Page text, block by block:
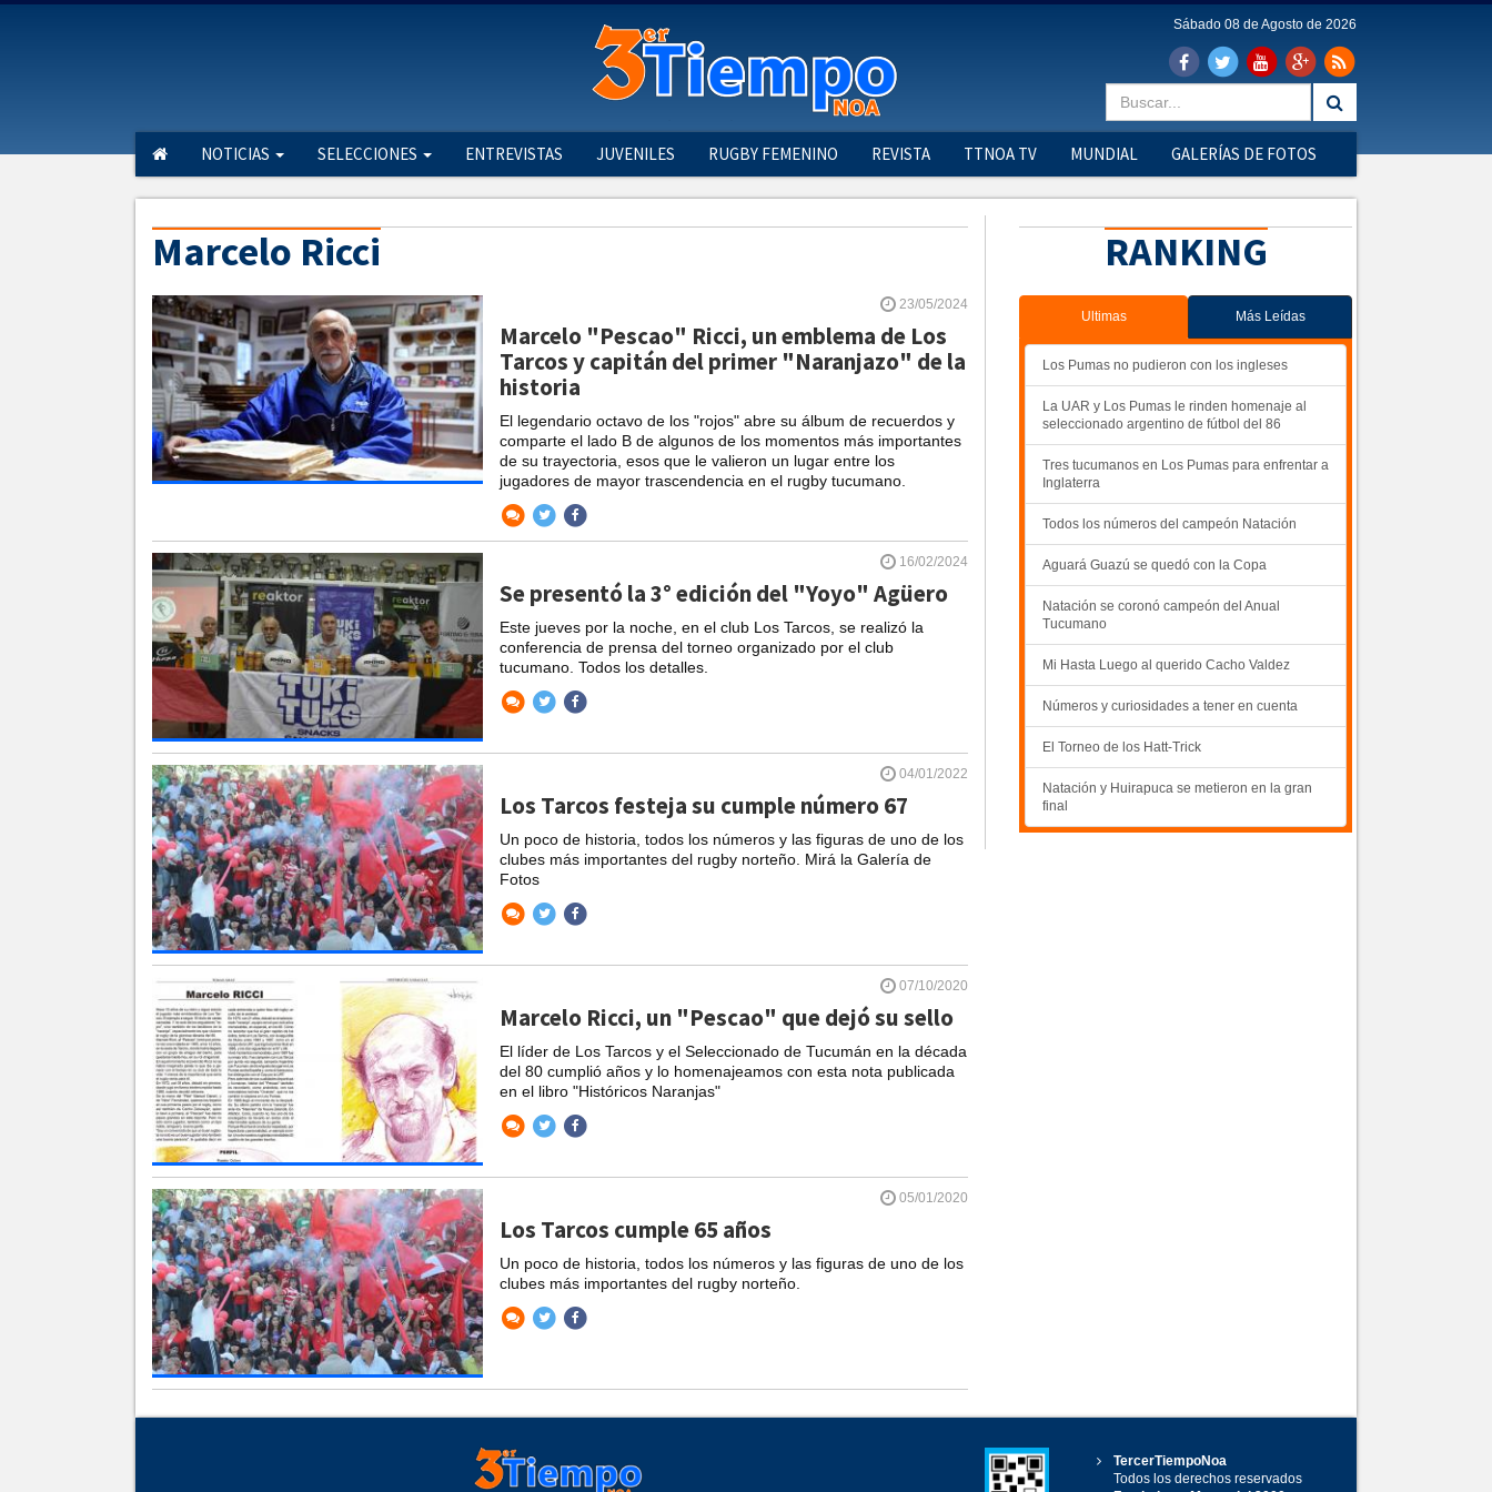
Sábado 08 de Agosto de 2026
NOTICIAS SELECCIONES ENTREVISTAS JUVENILES RUGBY FEMENINO REVISTA TTNOA TV MUNDIAL GALERÍAS DE FOTOS
Marcelo Ricci
23/05/2024
Marcelo "Pescao" Ricci, un emblema de Los
Tarcos y capitán del primer "Naranjazo" de la
historia
El legendario octavo de los "rojos" abre su álbum de recuerdos y
comparte el lado B de algunos de los momentos más importantes
de su trayectoria, esos que le valieron un lugar entre los
jugadores de mayor trascendencia en el rugby tucumano.
16/02/2024
Se presentó la 3° edición del "Yoyo" Agüero
Este jueves por la noche, en el club Los Tarcos, se realizó la
conferencia de prensa del torneo organizado por el club
tucumano. Todos los detalles.
04/01/2022
Los Tarcos festeja su cumple número 67
Un poco de historia, todos los números y las figuras de uno de los
clubes más importantes del rugby norteño. Mirá la Galería de
Fotos
07/10/2020
Marcelo Ricci, un "Pescao" que dejó su sello
El líder de Los Tarcos y el Seleccionado de Tucumán en la década
del 80 cumplió años y lo homenajeamos con esta nota publicada
en el libro "Históricos Naranjas"
05/01/2020
Los Tarcos cumple 65 años
Un poco de historia, todos los números y las figuras de uno de los
clubes más importantes del rugby norteño.
RANKING
Ultimas Más Leídas
Los Pumas no pudieron con los ingleses
La UAR y Los Pumas le rinden homenaje al
seleccionado argentino de fútbol del 86
Tres tucumanos en Los Pumas para enfrentar a
Inglaterra
Todos los números del campeón Natación
Aguará Guazú se quedó con la Copa
Natación se coronó campeón del Anual
Tucumano
Mi Hasta Luego al querido Cacho Valdez
Números y curiosidades a tener en cuenta
El Torneo de los Hatt-Trick
Natación y Huirapuca se metieron en la gran
final
TercerTiempoNoa
Todos los derechos reservados